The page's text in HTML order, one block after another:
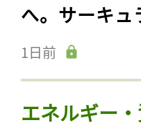
へ。サーキュ
1日前
エネルギー